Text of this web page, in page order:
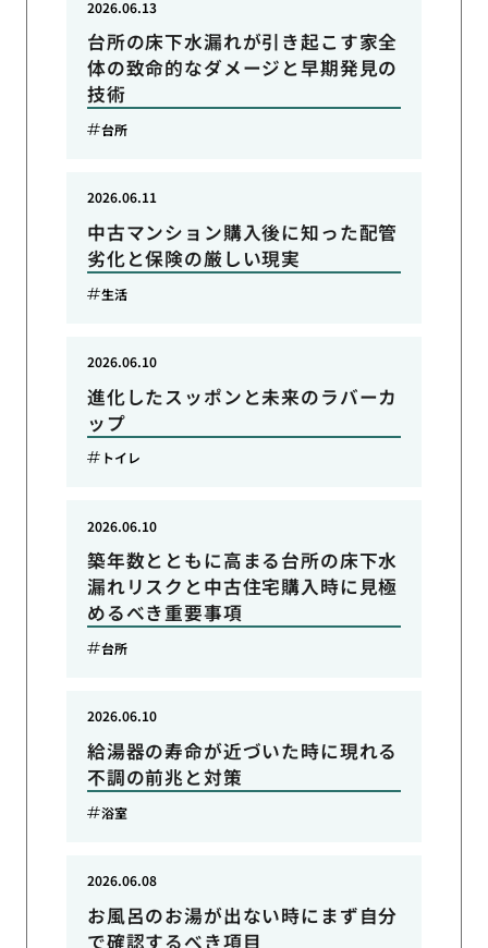
台所の床下水漏れが引き起こす家全
体の致命的なダメージと早期発見の
技術
2026.06.13
台所
中古マンション購入後に知った配管
劣化と保険の厳しい現実
2026.06.11
生活
進化したスッポンと未来のラバーカ
ップ
2026.06.10
トイレ
築年数とともに高まる台所の床下水
漏れリスクと中古住宅購入時に見極
めるべき重要事項
2026.06.10
台所
給湯器の寿命が近づいた時に現れる
不調の前兆と対策
2026.06.10
浴室
お風呂のお湯が出ない時にまず自分
で確認するべき項目
2026.06.08